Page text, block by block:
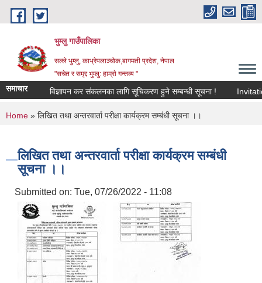
Skip to main content
भुम्लु गाउँपालिका
सल्ले भुम्लु, काभ्रेपलाञ्चोक,बागमती प्रदेश, नेपाल
"सचेत र समृद्द भुम्लु: हाम्राे गन्तव्य "
समाचार विज्ञापन कर संकलनका लागि सूचिकरण हुने सम्बन्धी सूचना !
You are here
Home » लिखित तथा अन्तरवार्ता परीक्षा कार्यक्रम सम्बंधी सूचना ।।
लिखित तथा अन्तरवार्ता परीक्षा कार्यक्रम सम्बंधी
सूचना ।।
Submitted on: Tue, 07/26/2022 - 11:08